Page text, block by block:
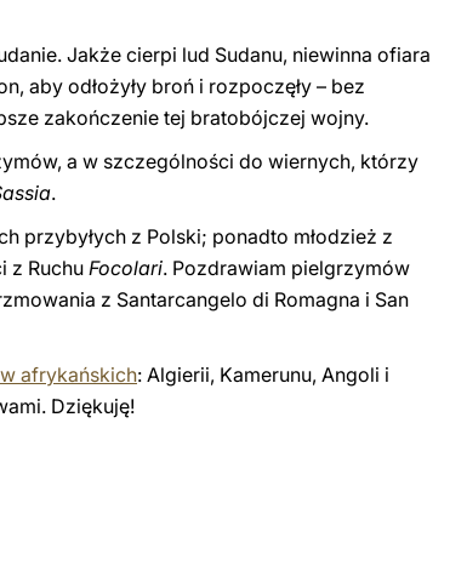
Jakże cierpi lud Sudanu, niewinna ofiara
aby odłożyły broń i rozpoczęły – bez
zakończenie tej bratobójczej wojny.
a w szczególności do wiernych, którzy
.
przybyłych z Polski; ponadto młodzież z
z Ruchu Focolari. Pozdrawiam pielgrzymów
z Santarcangelo di Romagna i San
afrykańskich: Algierii, Kamerunu, Angoli i
Dziękuję!